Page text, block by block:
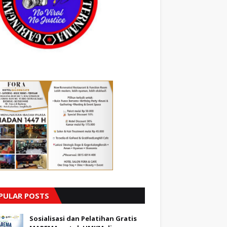
POSTS
Sosialisasi dan Pelatihan Gratis